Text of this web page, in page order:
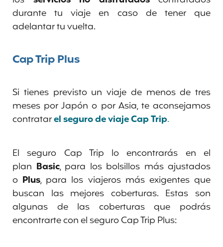
durante tu viaje en caso de tener que
adelantar tu vuelta.
Cap Trip Plus
Si tienes previsto un viaje de menos de tres
meses por Japón o por Asia, te aconsejamos
contratarel seguro de viaje Cap Trip.
El seguro Cap Trip lo encontrarás en el
plan Basic, para los bolsillos más ajustados
o Plus, para los viajeros más exigentes que
buscan las mejores coberturas. Estas son
algunas de las coberturas que podrás
encontrarte con el seguro Cap Trip Plus: